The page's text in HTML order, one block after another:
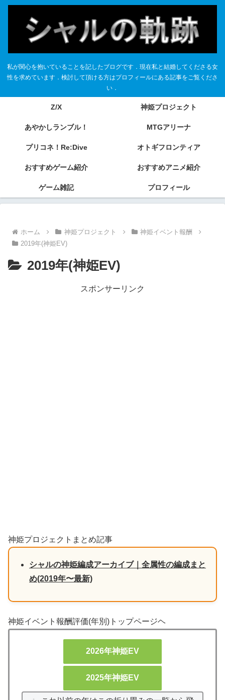
私が関心を抱いていることを記したブログです．現在私と結婚してくださる女
性を求めています．検討して頂ける方はプロフィールにある記事をご覧くださ
い．
Z/X 神姫プロジェクト
あやかしランブル！ MTGアリーナ
プリコネ！Re:Dive オトギフロンティア
おすすめゲーム紹介 おすすめアニメ紹介
ゲーム雑記 プロフィール
ホーム 神姫プロジェクト
神姫イベント報酬
2019年(神姫EV)
2019年(神姫EV)
スポンサーリンク
神姫プロジェクトまとめ記事
シャルの神姫編成アーカイブ｜全属性の編成まと
め(2019年〜最新)
神姫イベント報酬評価(年別)トップページヘ
2026年神姫EV
2025年神姫EV